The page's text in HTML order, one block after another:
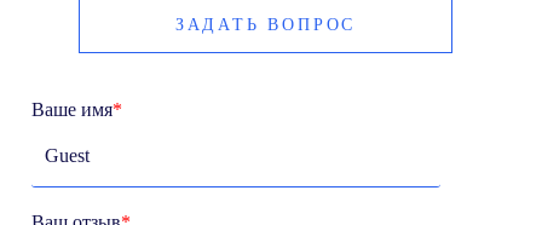
ЗАДАТЬ ВОПРОС
Ваше имя*